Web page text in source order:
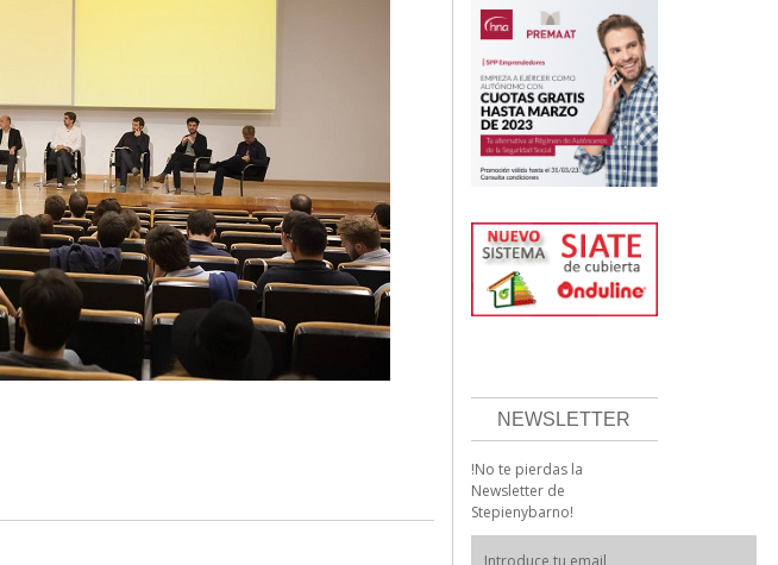
NEWSLETTER
!No te pierdas la
Newsletter de
Stepienybarno!